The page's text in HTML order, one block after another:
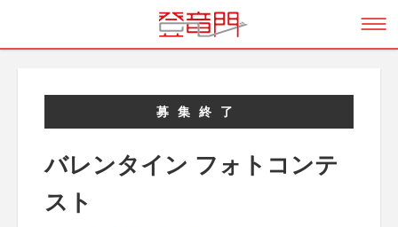
募集終了
バレンタイン フォトコンテ
スト